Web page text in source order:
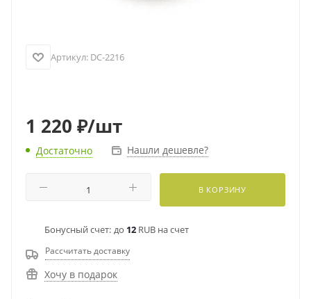
Артикул: DC-2216
1 220 ₽/шт
Достаточно Нашли дешевле?
В КОРЗИНУ
Бонусный счет: до 12 RUB на счет
Рассчитать доставку
Хочу в подарок